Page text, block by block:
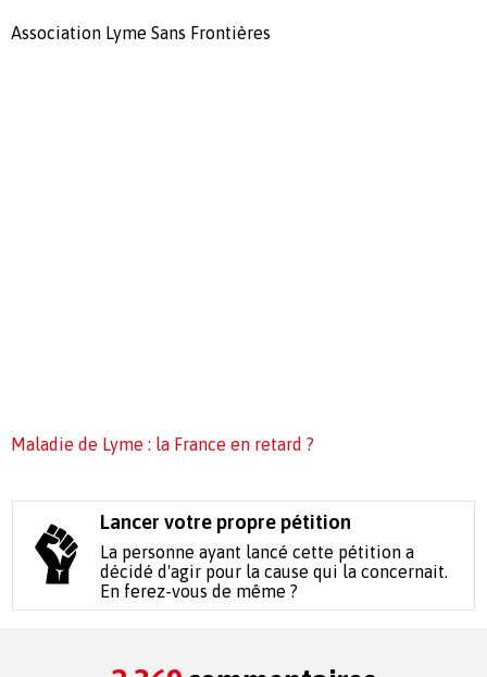
Association Lyme Sans Frontières
Maladie de Lyme : la France en retard ?
Lancer votre propre pétition
La personne ayant lancé cette pétition a
décidé d'agir pour la cause qui la concernait.
En ferez-vous de même ?